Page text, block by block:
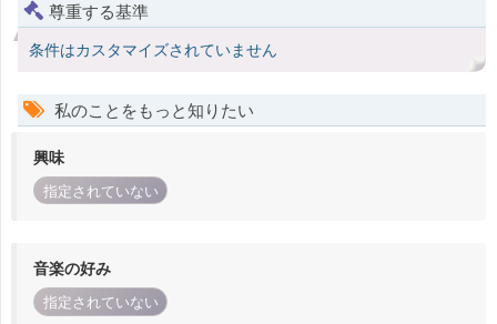
尊重する基準
条件はカスタマイズされていません
私のことをもっと知りたい
興味
指定されていない
音楽の好み
指定されていない